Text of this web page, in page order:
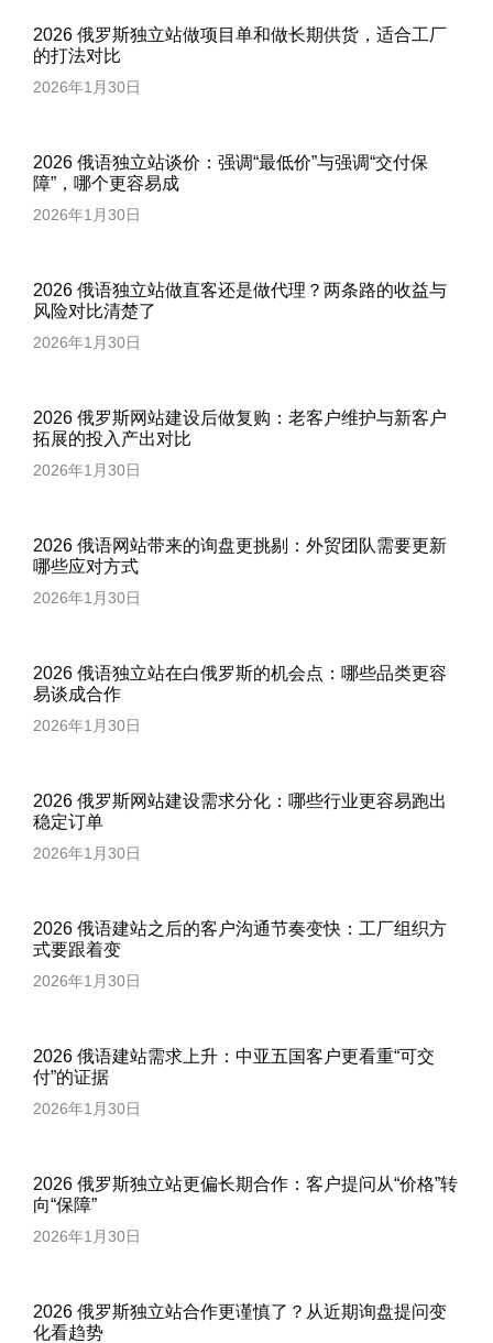
2026 俄罗斯独立站做项目单和做长期供货，适合工厂
的打法对比
2026年1月30日
2026 俄语独立站谈价：强调“最低价”与强调“交付保
障”，哪个更容易成
2026年1月30日
2026 俄语独立站做直客还是做代理？两条路的收益与
风险对比清楚了
2026年1月30日
2026 俄罗斯网站建设后做复购：老客户维护与新客户
拓展的投入产出对比
2026年1月30日
2026 俄语网站带来的询盘更挑剔：外贸团队需要更新
哪些应对方式
2026年1月30日
2026 俄语独立站在白俄罗斯的机会点：哪些品类更容
易谈成合作
2026年1月30日
2026 俄罗斯网站建设需求分化：哪些行业更容易跑出
稳定订单
2026年1月30日
2026 俄语建站之后的客户沟通节奏变快：工厂组织方
式要跟着变
2026年1月30日
2026 俄语建站需求上升：中亚五国客户更看重“可交
付”的证据
2026年1月30日
2026 俄罗斯独立站更偏长期合作：客户提问从“价格”转
向“保障”
2026年1月30日
2026 俄罗斯独立站合作更谨慎了？从近期询盘提问变
化看趋势